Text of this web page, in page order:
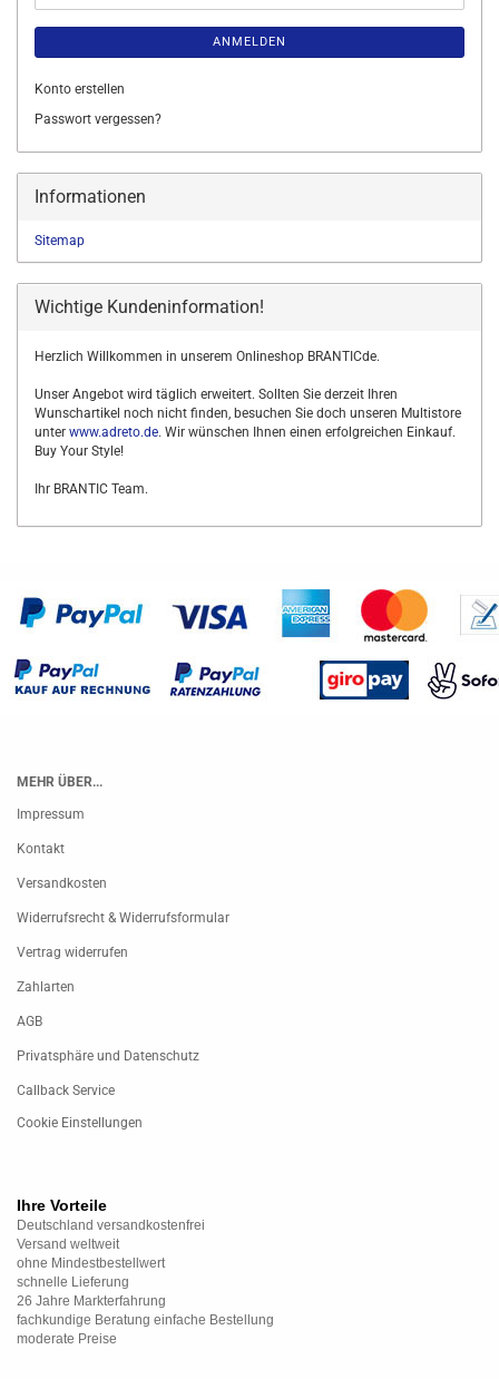
ANMELDEN
Konto erstellen
Passwort vergessen?
Informationen
Sitemap
Wichtige Kundeninformation!
Herzlich Willkommen in unserem Onlineshop BRANTICde.
Unser Angebot wird täglich erweitert. Sollten Sie derzeit Ihren
Wunschartikel noch nicht finden, besuchen Sie doch unseren Multistore
unter www.adreto.de. Wir wünschen Ihnen einen erfolgreichen Einkauf.
Buy Your Style!
Ihr BRANTIC Team.
MEHR ÜBER...
Impressum
Kontakt
Versandkosten
Widerrufsrecht & Widerrufsformular
Vertrag widerrufen
Zahlarten
AGB
Privatsphäre und Datenschutz
Callback Service
Cookie Einstellungen
Ihre Vorteile
Deutschland versandkostenfrei
Versand weltweit
ohne Mindestbestellwert
schnelle Lieferung
26 Jahre Markterfahrung
fachkundige Beratung einfache Bestellung
moderate Preise